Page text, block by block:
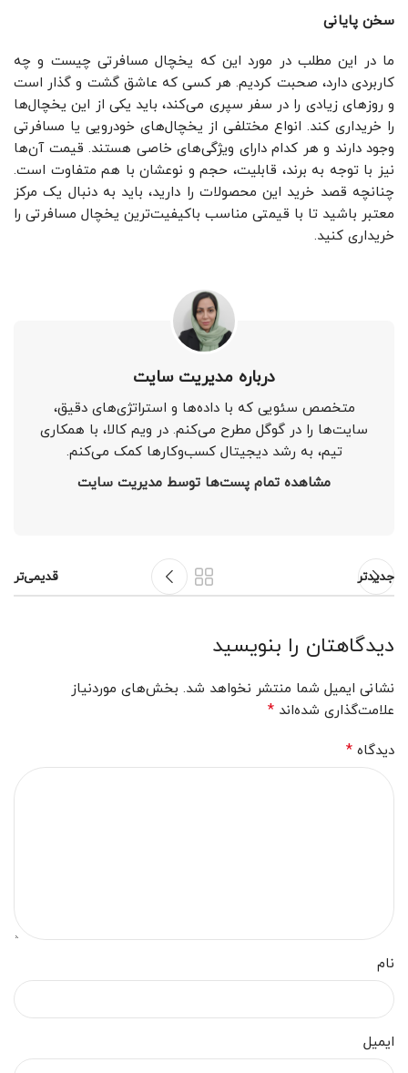
سخن پایانی
ما در این مطلب در مورد این که یخچال مسافرتی چیست و چه
کاربردی دارد، صحبت کردیم. هر کسی که عاشق گشت و گذار است
و روزهای زیادی را در سفر سپری می‌کند، باید یکی از این یخچال‌ها
را خریداری کند. انواع مختلفی از یخچال‌های خودرویی یا مسافرتی
وجود دارند و هر کدام دارای ویژگی‌های خاصی هستند. قیمت آن‌ها
نیز با توجه به برند، قابلیت، حجم و نوعشان با هم متفاوت است.
چنانچه قصد خرید این محصولات را دارید، باید به دنبال یک مرکز
معتبر باشید تا با قیمتی مناسب باکیفیت‌ترین یخچال مسافرتی را
خریداری کنید.
درباره مدیریت سایت
متخصص سئویی که با داده‌ها و استراتژی‌های دقیق،
سایت‌ها را در گوگل مطرح می‌کنم. در ویم کالا، با همکاری
تیم، به رشد دیجیتال کسب‌وکارها کمک می‌کنم.
مشاهده تمام پست‌ها توسط مدیریت سایت
جدیدتر قدیمی‌تر
دیدگاهتان را بنویسید
نشانی ایمیل شما منتشر نخواهد شد. بخش‌های موردنیاز
علامت‌گذاری شده‌اند *
دیدگاه *
نام
ایمیل